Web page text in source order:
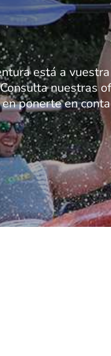
está a
Consulta nuestras
ponerte en